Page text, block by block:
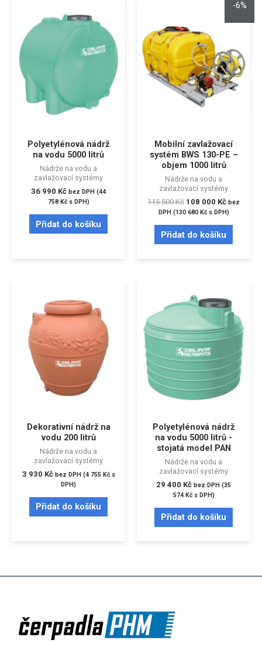
Polyetylénová nádrž
na vodu 5000 litrů
Nádrže na vodu a
zavlažovací systémy
36 990 Kč bez DPH (44
758 Kčs DPH)
Přidat do košíku
-6%
Mobilní zavlažovací
systém BWS 130-PE –
objem 1000 litrů
Nádrže na vodu a
zavlažovací systémy
115 500Kč 108 000 Kč bez
DPH (130 680 Kčs DPH)
Přidat do košíku
Dekorativní nádrž na
vodu 200 litrů
Nádrže na vodu a
zavlažovací systémy
3 930 Kč bez DPH (4 755 Kčs
DPH)
Přidat do košíku
Polyetylénová nádrž
na vodu 5000 litrů -
stojatá model PAN
Nádrže na vodu a
zavlažovací systémy
29 400 Kč bez DPH (35
574 Kčs DPH)
Přidat do košíku